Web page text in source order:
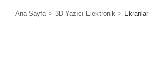
Ana Sayfa 3D Yazıcı Elektronik Ekranlar